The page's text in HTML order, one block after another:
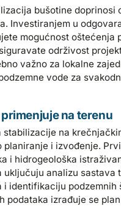
bušotine doprinosi
Investiranjem u
mogućnost oštećenja
održivost
važno za lokalne
vode za
na terenu
stabilizacije na
planiranje i izvođenje.
i hidrogeološka
uključuju analizu sastava
i identifikaciju podzemnih
podataka izrađuje se